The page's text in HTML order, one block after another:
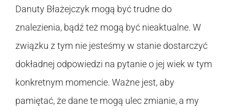
Danuty Błażejczyk mogą być trudne do
znalezienia, bądź też mogą być nieaktualne. W
związku z tym nie jesteśmy w stanie dostarczyć
dokładnej odpowiedzi na pytanie o jej wiek w tym
konkretnym momencie. Ważne jest, aby
pamiętać, że dane te mogą ulec zmianie, a my